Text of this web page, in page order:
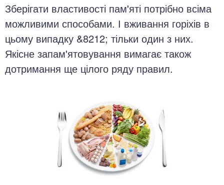
Зберігати властивості пам'яті потрібно всіма
можливими способами. І вживання горіхів в
цьому випадку &8212; тільки один з них.
Якісне запам'ятовування вимагає також
дотримання ще цілого ряду правил.